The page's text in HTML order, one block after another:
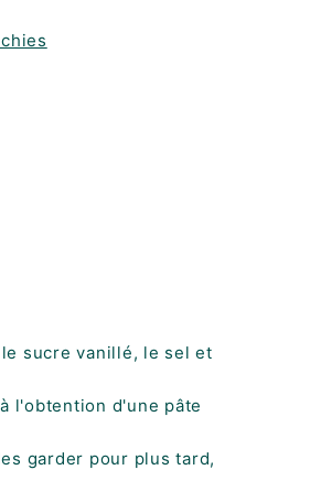
sucre vanillé, le sel et
l'obtention d'une pâte
garder pour plus tard,